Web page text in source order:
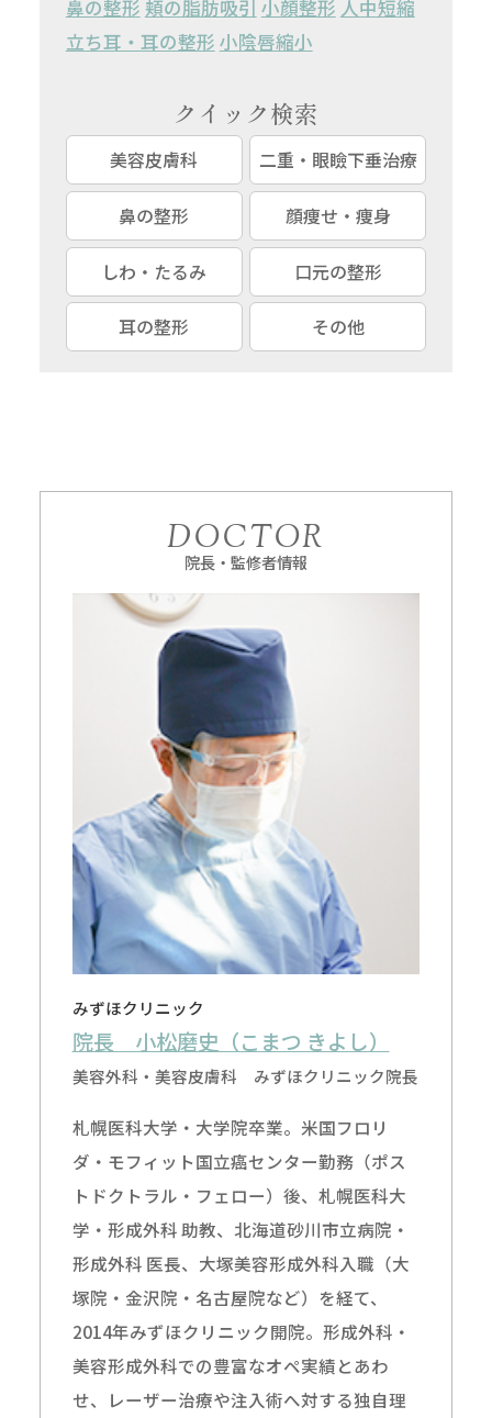
鼻の整形 頬の脂肪吸引 小顔整形 人中短縮
立ち耳・耳の整形 小陰唇縮小
クイック検索
美容皮膚科 二重・眼瞼下垂治療
鼻の整形 顔痩せ・痩身
しわ・たるみ 口元の整形
耳の整形 その他
DOCTOR
院長・監修者情報
みずほクリニック
院長 小松磨史（こまつ きよし）
美容外科・美容皮膚科 みずほクリニック院長
札幌医科大学・大学院卒業。米国フロリ
ダ・モフィット国立癌センター勤務（ポス
トドクトラル・フェロー）後、札幌医科大
学・形成外科 助教、北海道砂川市立病院・
形成外科 医長、大塚美容形成外科入職（大
塚院・金沢院・名古屋院など）を経て、
2014年みずほクリニック開院。形成外科・
美容形成外科での豊富なオペ実績とあわ
せ、レーザー治療や注入術へ対する独自理